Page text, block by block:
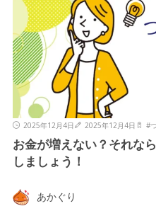
2025年12月4日 2025年12月4日 #
お金が増えない？それな
しましょう！
あかぐり